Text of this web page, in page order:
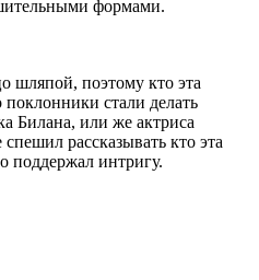
формами.
шляпой, поэтому кто эта
стали делать
Билана, или же актриса
рассказывать кто эта
поддержал интригу.